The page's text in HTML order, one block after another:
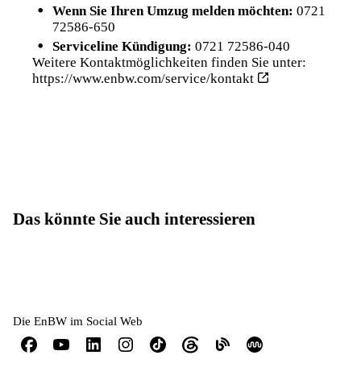
Wenn Sie Ihren Umzug melden möchten: 0721
72586-650
Serviceline Kündigung: 0721 72586-040
Weitere Kontaktmöglichkeiten finden Sie unter:
https://www.enbw.com/service/kontakt
Das könnte Sie auch interessieren
Die EnBW im Social Web